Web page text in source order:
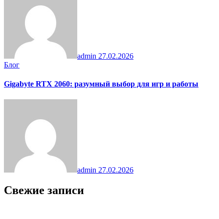
admin 27.02.2026
Блог
Gigabyte RTX 2060: разумный выбор для игр и работы
admin 27.02.2026
Свежие записи